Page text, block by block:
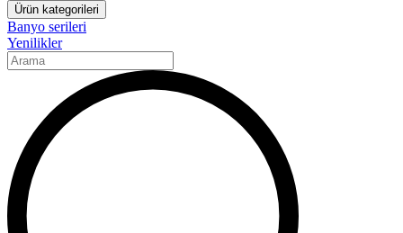
Ürün kategorileri
Banyo serileri
Yenilikler